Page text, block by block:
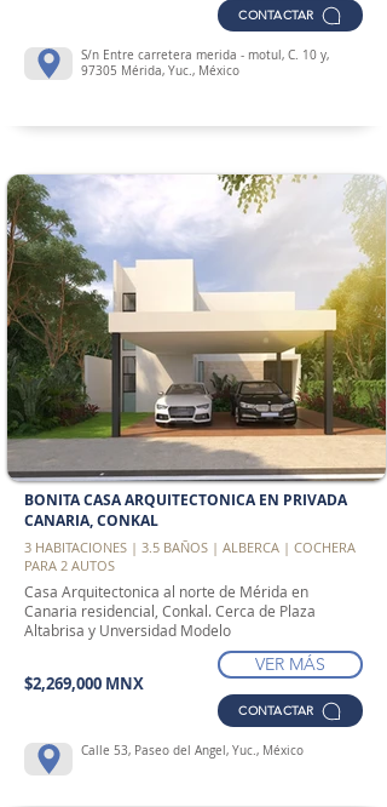
CONTACTAR
S/n Entre carretera merida - motul, C. 10 y,
97305 Mérida, Yuc., México
BONITA CASA ARQUITECTONICA EN PRIVADA
CANARIA, CONKAL
3 HABITACIONES | 3.5 BAÑOS | ALBERCA | COCHERA
PARA 2 AUTOS
Casa Arquitectonica al norte de Mérida en
Canaria residencial, Conkal. Cerca de Plaza
Altabrisa y Unversidad Modelo
$2,269,000 MNX
VER MÁS
CONTACTAR
Calle 53, Paseo del Angel, Yuc., México